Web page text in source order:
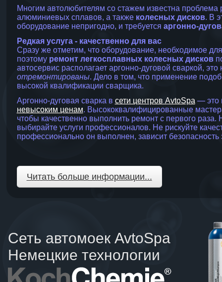
Многим автолюбителям со стажем известна
алюминиевых сплавов, а также колесных дисков. В
оборудование непригодно, и требуется аргонно-
Редкая услуга - качественно для вас
Сразу же отметим, что оборудование, необходимое
поэтому ремонт легкосплавных колесных дисков
автосервис располагает аргонно-дуговой сваркой,
отремонтированы. Дело в том, что применение
высокой квалификации сварщика.
Аргонно-дуговая сварка в сети центров AvtoSpa — это
невысоким ценам. Высококвалифицированные
чтобы качественно выполнить ремонт с первого
выбирайте услуги профессионалов. Не рискуйте
профессионально он выполнен, зависит безопасность
Читать больше информации...
Сеть автомоек AvtoSpa
Немецкие технологии